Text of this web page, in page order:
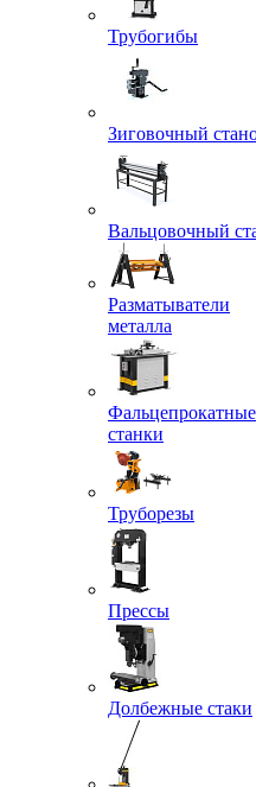
Трубогибы
Зиговочный
Вальцовочный
Разматыватели
металла
Фальцепрокатные
станки
Труборезы
Прессы
Долбежные стаки